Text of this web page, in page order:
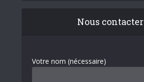
Nous contacter
Votre nom (nécessaire)